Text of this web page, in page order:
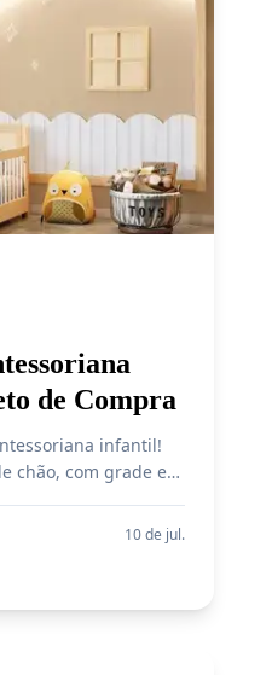
de Compra
infantil!
chão, com grade e
e onde comprar10 de jul.